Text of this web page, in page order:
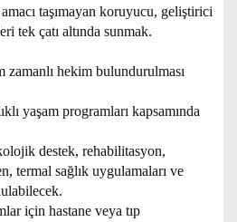
taşımayan koruyucu, geliştirici
tek çatı altında sunmak.
hekim bulundurulması
yaşam programları kapsamında
destek, rehabilitasyon,
termal sağlık uygulamaları ve
için hastane veya tıp